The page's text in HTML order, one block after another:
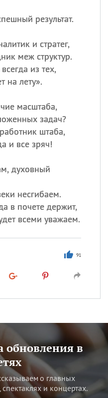
результат.
и стратег,
меж структур.
из тех,
на лету».
масштаба,
задач?
штаба,
и все зряч!
духовный
несгибаем.
в почете держит,
всеми уважаем.
91
обновления в
о главных
и концертах.